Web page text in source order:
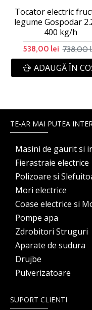
Tocator electric
legume Gospodar
400 kg/h
538,00 lei 738,00
ADAUGĂ ÎN
TE-AR MAI PUTEA
Masini de gaurit si
Fierastraie electrice
Polizoare si
Mori electrice
Coase electrice si
Pompe apa
Zdrobitori Struguri
Aparate de sudura
Drujbe
Pulverizatoare
SUPORT CLIENTI